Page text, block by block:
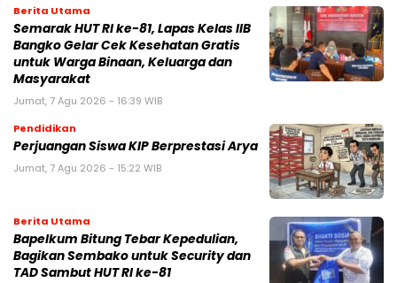
Berita Utama
Semarak HUT RI ke-81, Lapas Kelas IIB
Bangko Gelar Cek Kesehatan Gratis
untuk Warga Binaan, Keluarga dan
Masyarakat
Jumat, 7 Agu 2026 - 16:39 WIB
Pendidikan
Perjuangan Siswa KIP Berprestasi Arya
Jumat, 7 Agu 2026 - 15:22 WIB
Berita Utama
Bapelkum Bitung Tebar Kepedulian,
Bagikan Sembako untuk Security dan
TAD Sambut HUT RI ke-81